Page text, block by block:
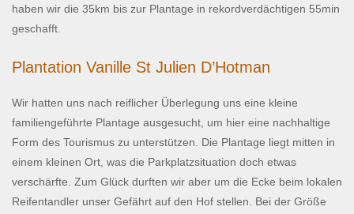
haben wir die 35km bis zur Plantage in rekordverdächtigen 55min
geschafft.
Plantation Vanille St Julien D’Hotman
Wir hatten uns nach reiflicher Überlegung uns eine kleine
familiengeführte Plantage ausgesucht, um hier eine nachhaltige
Form des Tourismus zu unterstützen. Die Plantage liegt mitten in
einem kleinen Ort, was die Parkplatzsituation doch etwas
verschärfte. Zum Glück durften wir aber um die Ecke beim lokalen
Reifentandler unser Gefährt auf den Hof stellen. Bei der Größe